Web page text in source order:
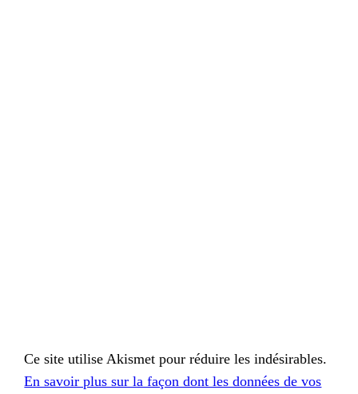
Ce site utilise Akismet pour réduire les indésirables.
En savoir plus sur la façon dont les données de vos